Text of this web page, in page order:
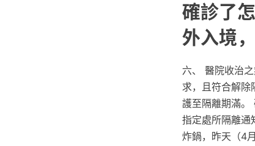
確診了
外入境
六、 醫院收治
求，且符合解除
護至隔離期滿。
指定處所隔離通
炸鍋，昨天（4